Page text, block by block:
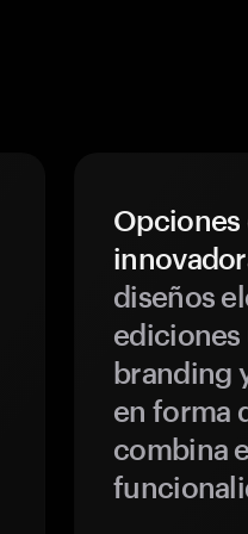
Opciones
diseños
ediciones
branding
en forma
combina